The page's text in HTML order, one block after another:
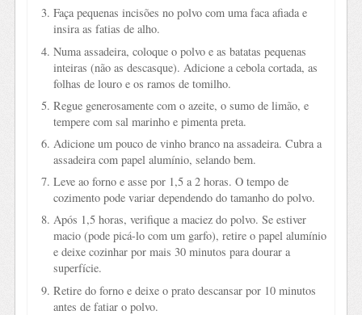
Faça pequenas incisões no polvo com uma faca afiada e
insira as fatias de alho.
Numa assadeira, coloque o polvo e as batatas pequenas
inteiras (não as descasque). Adicione a cebola cortada, as
folhas de louro e os ramos de tomilho.
Regue generosamente com o azeite, o sumo de limão, e
tempere com sal marinho e pimenta preta.
Adicione um pouco de vinho branco na assadeira. Cubra a
assadeira com papel alumínio, selando bem.
Leve ao forno e asse por 1,5 a 2 horas. O tempo de
cozimento pode variar dependendo do tamanho do polvo.
Após 1,5 horas, verifique a maciez do polvo. Se estiver
macio (pode picá-lo com um garfo), retire o papel alumínio
e deixe cozinhar por mais 30 minutos para dourar a
superfície.
Retire do forno e deixe o prato descansar por 10 minutos
antes de fatiar o polvo.